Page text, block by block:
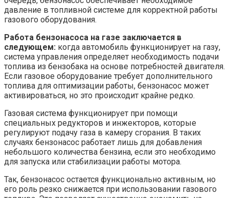
давление в топливной системе для корректной работы
газового оборудования.
Работа бензонасоса на газе заключается в
следующем: когда автомобиль функционирует на газу,
система управления определяет необходимость подачи
топлива из бензобака на основе потребностей двигателя.
Если газовое оборудование требует дополнительного
топлива для оптимизации работы, бензонасос может
активироваться, но это происходит крайне редко.
Газовая система функционирует при помощи
специальных редукторов и инжекторов, которые
регулируют подачу газа в камеру сгорания. В таких
случаях бензонасос работает лишь для добавления
небольшого количества бензина, если это необходимо
для запуска или стабилизации работы мотора.
Так, бензонасос остается функционально активным, но
его роль резко снижается при использовании газового